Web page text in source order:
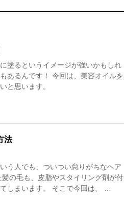
塗るというイメージが強いかもしれ
あるんです！ 今回は、美容オイルを
と思います。
法
う人でも、ついつい怠りがちなヘア
の毛も、皮脂やスタイリング剤が付
しまいます。 そこで今回は、 …